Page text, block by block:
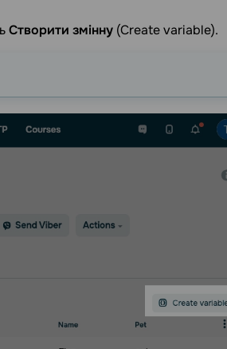
Створити змінну (Create variable).